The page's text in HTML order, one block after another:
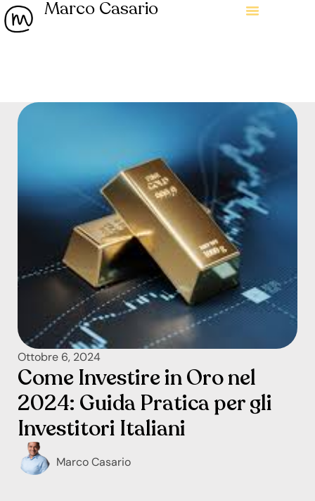
Marco Casario
Ottobre 6, 2024
Come Investire in Oro nel
2024: Guida Pratica per gli
Investitori Italiani
Marco Casario